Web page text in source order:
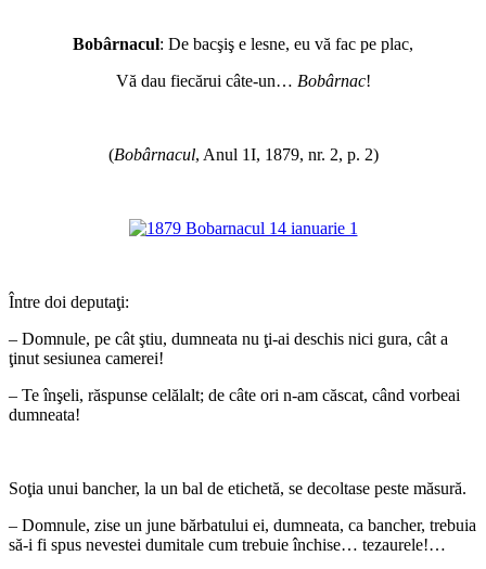
Bobârnacul: De bacşiş e lesne, eu vă fac pe plac,
Vă dau fiecărui câte-un… Bobârnac!
(Bobârnacul, Anul 1I, 1879, nr. 2, p. 2)
Între doi deputaţi:
– Domnule, pe cât ştiu, dumneata nu ţi-ai deschis nici gura, cât a
ţinut sesiunea camerei!
– Te înşeli, răspunse celălalt; de câte ori n-am căscat, când vorbeai
dumneata!
Soţia unui bancher, la un bal de etichetă, se decoltase peste măsură.
– Domnule, zise un june bărbatului ei, dumneata, ca bancher, trebuia
să-i fi spus nevestei dumitale cum trebuie închise… tezaurele!…